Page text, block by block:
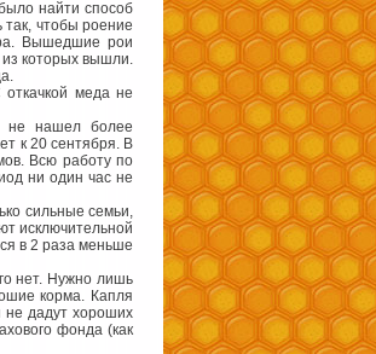
найти способ
чтобы роение
Вышедшие рои
из которых вышли.
меда не
не нашел более
к 20 сентября. В
Всю работу по
ни один час не
сильные семьи,
исключительной
в 2 раза меньше
нет. Нужно лишь
корма. Капля
не дадут хороших
фонда (как